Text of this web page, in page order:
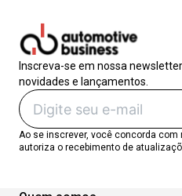
Inscreva-se em nossa
novidades e lançamentos.
Ao se inscrever, você concorda com
autoriza o recebimento de